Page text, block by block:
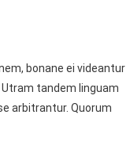
bonane ei videantur
tandem linguam
arbitrantur. Quorum